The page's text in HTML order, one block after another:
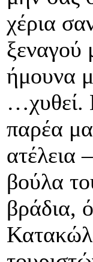
χέρια
ξεναγού
ήμουνα
…χυθεί.
παρέα
ατέλεια
βούλα
βράδια,